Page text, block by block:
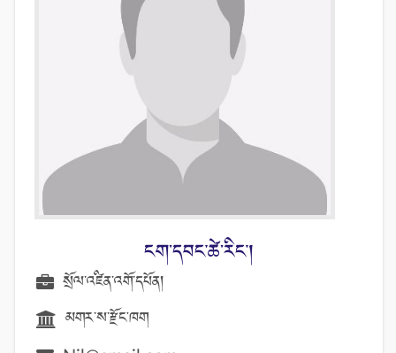
ངག་དབང་ཚེ་རིང་།
སྲོལ་འཛིན་འགོ་དཔོན།
མགར་ས་རྫོང་ཁག
Nil@gmail.com